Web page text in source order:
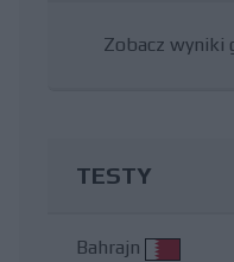
Zobacz wyniki
TESTY
Bahrajn